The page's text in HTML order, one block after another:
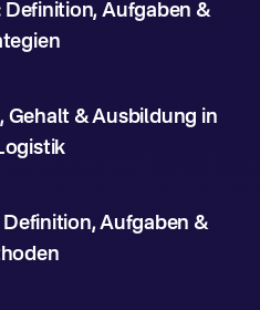
Aufgaben &
Gehalt & Ausbildung in
Aufgaben &